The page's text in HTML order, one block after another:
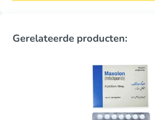
Gerelateerde producten: